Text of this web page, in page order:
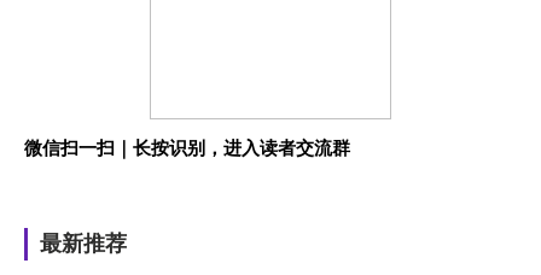
微信扫一扫｜长按识别，进入读者交流群
最新推荐